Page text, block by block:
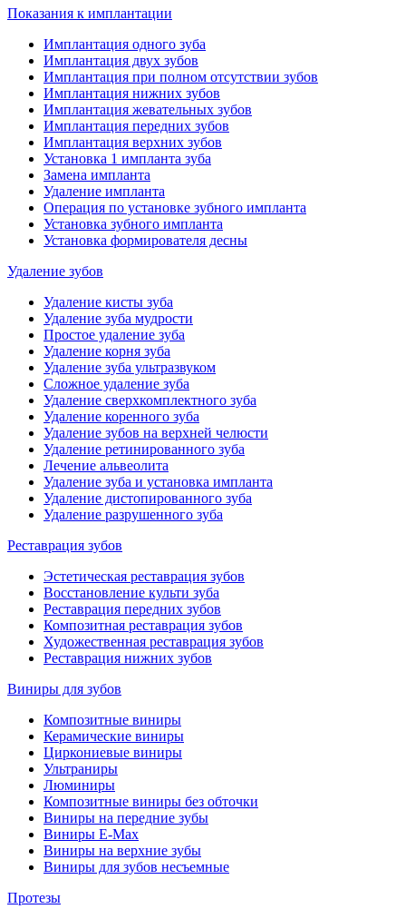
Показания к имплантации
Имплантация одного зуба
Имплантация двух зубов
Имплантация при полном отсутствии зубов
Имплантация нижних зубов
Имплантация жевательных зубов
Имплантация передних зубов
Имплантация верхних зубов
Установка 1 импланта зуба
Замена импланта
Удаление импланта
Операция по установке зубного импланта
Установка зубного импланта
Установка формирователя десны
Удаление зубов
Удаление кисты зуба
Удаление зуба мудрости
Простое удаление зуба
Удаление корня зуба
Удаление зуба ультразвуком
Сложное удаление зуба
Удаление сверхкомплектного зуба
Удаление коренного зуба
Удаление зубов на верхней челюсти
Удаление ретинированного зуба
Лечение альвеолита
Удаление зуба и установка импланта
Удаление дистопированного зуба
Удаление разрушенного зуба
Реставрация зубов
Эстетическая реставрация зубов
Восстановление культи зуба
Реставрация передних зубов
Композитная реставрация зубов
Художественная реставрация зубов
Реставрация нижних зубов
Виниры для зубов
Композитные виниры
Керамические виниры
Циркониевые виниры
Ультраниры
Люминиры
Композитные виниры без обточки
Виниры на передние зубы
Виниры E-Max
Виниры на верхние зубы
Виниры для зубов несъемные
Протезы